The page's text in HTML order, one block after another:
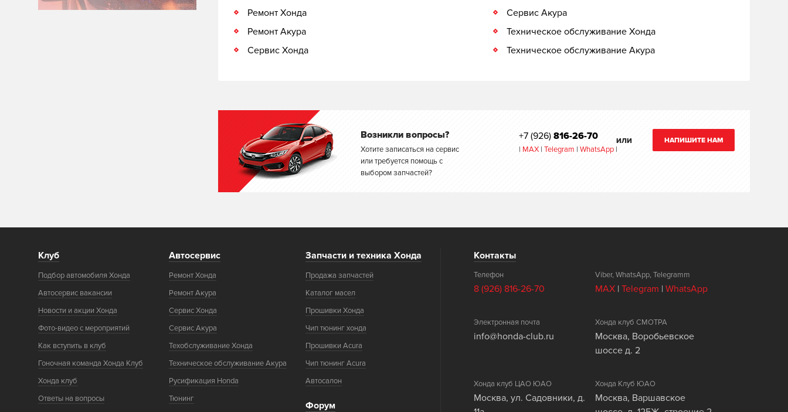
Ремонт Хонда
Ремонт Акура
Сервис Хонда
Сервис Акура
Техническое обслуживание Хонда
Техническое обслуживание Акура
Возникли вопросы?
Хотите записаться на сервис
или требуется помощь с
выбором запчастей?
+7 (926) 816-26-70
| MAX | Telegram | WhatsApp |
ИЛИ НАПИШИТЕ НАМ
Клуб
Подбор автомобиля Хонда
Автосервис вакансии
Новости и акции Хонда
Фото-видео с мероприятий
Как вступить в клуб
Гоночная команда Хонда Клуб
Хонда клуб
Ответы на вопросы
Автосервис
Ремонт Хонда
Ремонт Акура
Сервис Хонда
Сервис Акура
Техобслуживание Хонда
Техническое обслуживание Акура
Русификация Honda
Тюнинг
Запчасти и техника Хонда
Продажа запчастей
Каталог масел
Прошивки Хонда
Чип тюнинг хонда
Прошивки Acura
Чип тюнинг Acura
Автосалон
Форум
Контакты
Телефон
8 (926) 816-26-70
Viber, WhatsApp, Telegramm
MAX |Telegram |WhatsApp
Электронная почта
info@honda-club.ru
Хонда клуб СМОТРА
Москва, Воробьевское
шоссе д. 2
Хонда клуб ЦАО ЮАО
Москва, ул. Садовники, д.
Хонда Клуб ЮАО
Москва, Варшавское